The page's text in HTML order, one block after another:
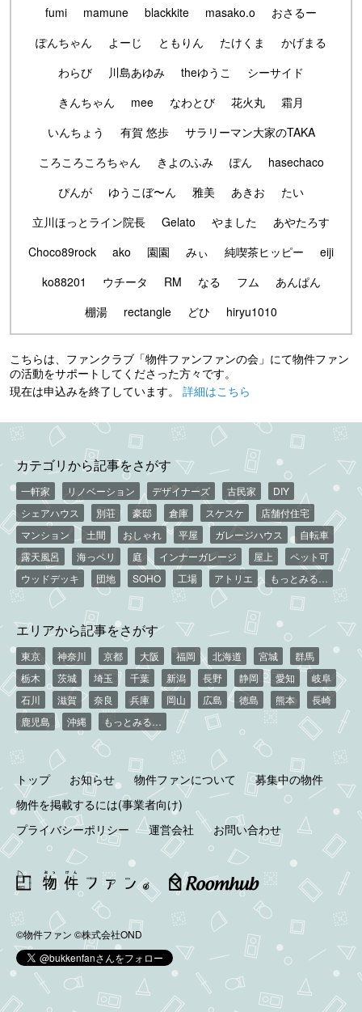
fumi
mamune blackkite masako.o
おさるー
ぽんちゃん
よーじ ともりん たけくま
かげまる
わらび
川島あゆみ theゆうこ
シーサイド
きんちゃん
mee なわとび 花火丸
霜月
いんちょう
有賀 悠歩
サラリーマン大家のTAKA
ころころころちゃん
きよのふみ ぽん
hasechaco
ぴんが
ゆうこぼ〜ん 雅美 あきお
たい
立川ほっとライン院長
Gelato やました
あやたろす
Choco89rock
ako 園園 みぃ 純喫茶ヒッピー
eiji
ko88201
ウチータ RM なる フム
あんぱん
棚湯
rectangle どひ hiryu1010
こちらは、ファンクラブ「物件ファンファンの会」にて物件ファン
の活動をサポートしてくださった方々です。
現在は申込みを終了しています。 詳細はこちら
カテゴリから記事をさがす
一軒家 リノベーション デザイナーズ 古民家
DIY
シェアハウス
別荘 豪邸 倉庫 スケスケ
店舗付住宅
マンション
土間 おしゃれ 平屋 ガレージハウス
自転車
露天風呂
海っペリ 庭 インナーガレージ 屋上
ペット可
ウッドデッキ
団地 SOHO 工場 アトリエ もっとみる…
エリアから記事をさがす
東京 神奈川 京都 大阪 福岡 北海道 宮城
群馬
栃木
茨城 埼玉 千葉 新潟 長野 静岡 愛知
岐阜
石川
滋賀 奈良 兵庫 岡山 広島 徳島 熊本
長崎
鹿児島
沖縄 もっとみる…
トップ お知らせ 物件ファンについて
募集中の物件
物件を掲載するには(事業者向け)
プライバシーポリシー
運営会社 お問い合わせ
©物件ファン ©株式会社OND